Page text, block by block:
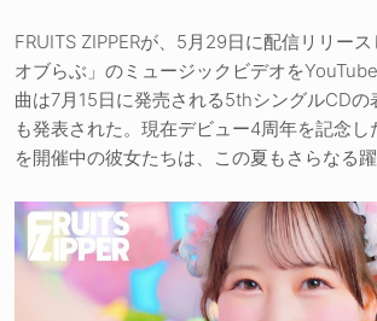
FRUITS ZIPPERが、5月29日に配信リリー
オブらぶ」のミュージックビデオを
曲は7月15日に発売される5thシングルCDの
も発表された。現在デビュー4周年を記念し
を開催中の彼女たちは、この夏もさらなる躍